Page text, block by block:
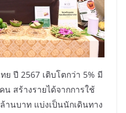
ปี 2567 เติบโตกว่า 5% มี
น สร้างรายได้จากการใช้
านบาท แบ่งเป็นนักเดินทาง